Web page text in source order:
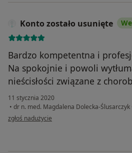
Konto zostało usunięte
Bardzo kompetentna i
Na spokojnie i powoli
nieścisłości związane z
11 stycznia 2020
• dr n. med. Magdalena Dolecka-Ślusarczyk
w opinii użytkownika Konto zostało usunięte
zgłoś nadużycie